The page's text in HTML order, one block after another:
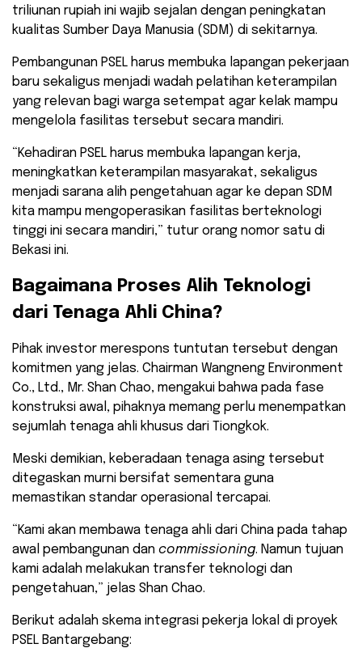
triliunan rupiah ini wajib sejalan dengan peningkatan
kualitas Sumber Daya Manusia (SDM) di sekitarnya.
​Pembangunan PSEL harus membuka lapangan pekerjaan
baru sekaligus menjadi wadah pelatihan keterampilan
yang relevan bagi warga setempat agar kelak mampu
mengelola fasilitas tersebut secara mandiri.
“Kehadiran PSEL harus membuka lapangan kerja,
meningkatkan keterampilan masyarakat, sekaligus
menjadi sarana alih pengetahuan agar ke depan SDM
kita mampu mengoperasikan fasilitas berteknologi
tinggi ini secara mandiri,” tutur orang nomor satu di
Bekasi ini.
​Bagaimana Proses Alih Teknologi
dari Tenaga Ahli China?
​Pihak investor merespons tuntutan tersebut dengan
komitmen yang jelas. Chairman Wangneng Environment
Co., Ltd., Mr. Shan Chao, mengakui bahwa pada fase
konstruksi awal, pihaknya memang perlu menempatkan
sejumlah tenaga ahli khusus dari Tiongkok.
​Meski demikian, keberadaan tenaga asing tersebut
ditegaskan murni bersifat sementara guna
memastikan standar operasional tercapai.
“Kami akan membawa tenaga ahli dari China pada tahap
awal pembangunan dan commissioning. Namun tujuan
kami adalah melakukan transfer teknologi dan
pengetahuan,” jelas Shan Chao.
​Berikut adalah skema integrasi pekerja lokal di proyek
PSEL Bantargebang: